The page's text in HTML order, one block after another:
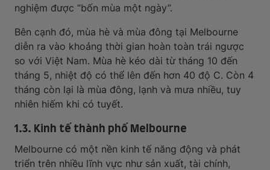
nghiệm được “bốn mùa một ngày”.
Bên cạnh đó, mùa hè và mùa đông tại Melbourne
diễn ra vào khoảng thời gian hoàn toàn trái ngược
so với Việt Nam. Mùa hè kéo dài từ tháng 10 đến
tháng 5, nhiệt độ có thể lên đến hơn 40 độ C. Còn 4
tháng còn lại là mùa đông, lạnh và mưa nhiều, tuy
nhiên hiếm khi có tuyết.
1.3. Kinh tế thành phố Melbourne
Melbourne có một nền kinh tế năng động và phát
triển trên nhiều lĩnh vực như sản xuất, tài chính,